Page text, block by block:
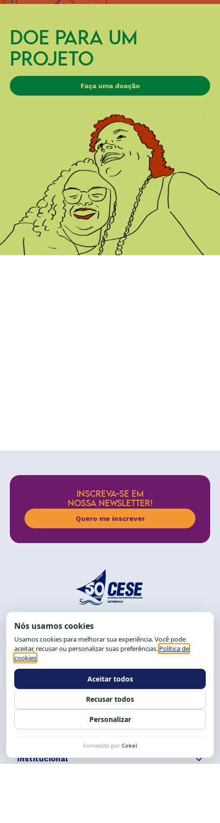
DOE PARA UM
PROJETO
Faça uma doação
INSCREVA-SE EM
NOSSA NEWSLETTER!
Quero me inscrever
End.: R. da Graça, 150. Graça
CEP: 40.150-055
Salvador-BA, Brasil.
Tel.: (71) 2104-5457, Cel.: (71) 9 9239-2104 ou 2105
Expediente: 8h às 12h e 13 às 17h.
Siga nossas redes Fale conosco
Institucional